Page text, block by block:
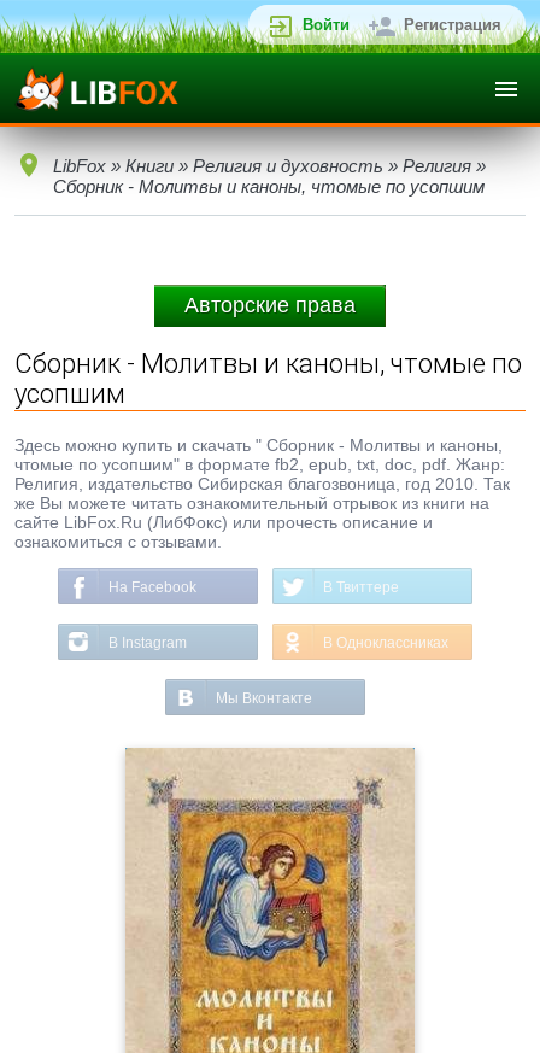
Войти Регистрация
LibFox » Книги » Религия и духовность » Религия »
Сборник - Молитвы и каноны, чтомые по усопшим
Авторские права
Сборник - Молитвы и каноны, чтомые по
усопшим
Здесь можно купить и скачать " Сборник - Молитвы и каноны,
чтомые по усопшим" в формате fb2, epub, txt, doc, pdf. Жанр:
Религия, издательство Сибирская благозвоница, год 2010. Так
же Вы можете читать ознакомительный отрывок из книги на
сайте LibFox.Ru (ЛибФокс) или прочесть описание и
ознакомиться с отзывами.
На Facebook В Твиттере
В Instagram В Одноклассниках
Мы Вконтакте